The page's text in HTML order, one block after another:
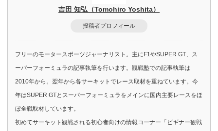
吉田 知弘（Tomohiro Yoshita）
投稿者プロフィール
フリーのモータースポーツジャーナリスト。主にF1やSUPER GT、ス
ーパーフォーミュラの記事執筆を行います。観戦塾での記事執筆は
2010年から。翌年から各サーキットでレース取材を重ねています。今
年はSUPER GTとスーパーフォーミュラをメインに国内主要レースをほ
ぼ全戦取材しています。
初めてサーキット観戦される初心者向けの情報コーナー「ビギナー観戦